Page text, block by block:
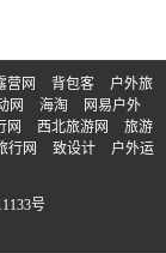
营网 背包客
户外旅
网 海淘
网易户外
网 西北旅游网
旅游
行网 致设计
户外运
号